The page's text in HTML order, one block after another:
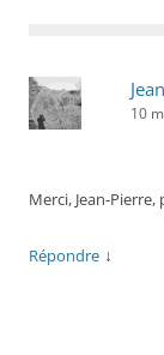
10
Merci, Jean-
Répondre ↓